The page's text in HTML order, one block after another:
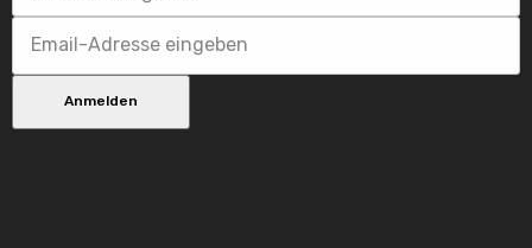
Farbwiedergabeindex:
> 80 Ra
Bemessungs-/Nutzlichtstrom:
Anmelden